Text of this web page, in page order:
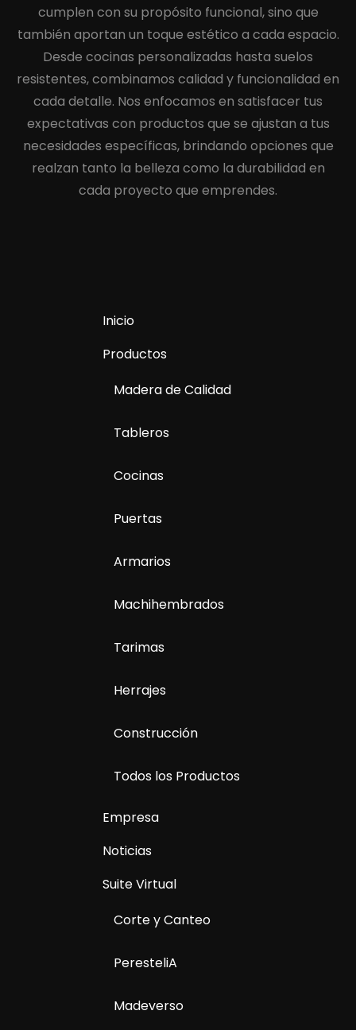
cumplen con su propósito funcional, sino que
también aportan un toque estético a cada espacio.
Desde cocinas personalizadas hasta suelos
resistentes, combinamos calidad y funcionalidad en
cada detalle. Nos enfocamos en satisfacer tus
expectativas con productos que se ajustan a tus
necesidades específicas, brindando opciones que
realzan tanto la belleza como la durabilidad en
cada proyecto que emprendes.
Inicio
Productos
Madera de Calidad
Tableros
Cocinas
Puertas
Armarios
Machihembrados
Tarimas
Herrajes
Construcción
Todos los Productos
Empresa
Noticias
Suite Virtual
Corte y Canteo
PeresteliA
Madeverso